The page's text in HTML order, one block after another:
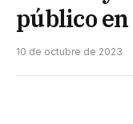
público
10 de octubre de 2023